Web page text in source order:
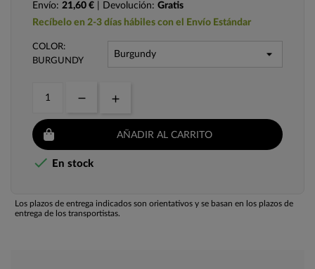
Envío: 21,60 € | Devolución: Gratis
Recíbelo en 2-3 días hábiles con el Envío Estándar
COLOR:
BURGUNDY
AÑADIR AL CARRITO
 En stock
Los plazos de entrega indicados son orientativos y se basan en los plazos de
entrega de los transportistas.